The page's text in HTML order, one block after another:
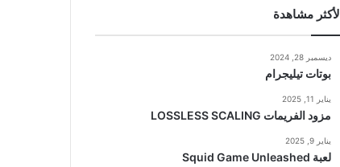
الأكثر مشاهدة
ديسمبر 28, 2024
بوتات تيليجرام
يناير 11, 2025
مزود الفريمات LOSSLESS SCALING
يناير 9, 2025
لعبة Squid Game Unleashed